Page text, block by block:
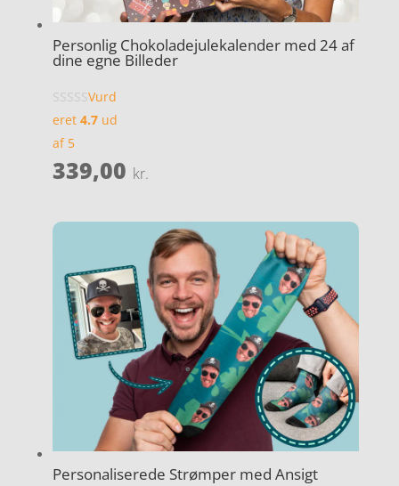
Personlig Chokoladejulekalender med 24 af
dine egne Billeder
Vurd
eret 4.7ud
af 5
339,00 kr.
Personaliserede Strømper med Ansigt